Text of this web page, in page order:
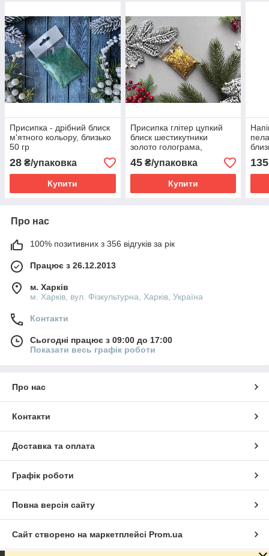
Присипка - дрібний блиск
м'ятного кольору, близько
50 гр
28 ₴/упаковка
Купити
Присипка глітер цупкий
блиск шестикутники
золото голограма,
приблизно 50 г
45₴/упаковка
Купити
135
Про нас
100% позитивних з 356 відгуків за рік
Працює з 26.12.2013
м. Харків
м. Харків, вул. Фізкультурна, Харків, Україна
Контакти
Сьогодні працює з 09:00 до 17:00
Показати весь графік роботи
Про нас
Контакти
Доставка та оплата
Графік роботи
Повна версія сайту
Сайт створено на маркетплейсі Prom.ua